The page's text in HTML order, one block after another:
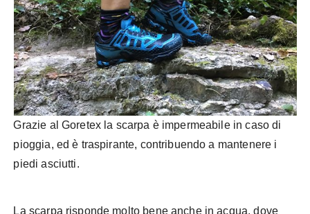
Grazie al Goretex la scarpa è impermeabile in caso di
pioggia, ed è traspirante, contribuendo a mantenere i
piedi asciutti.
La scarpa risponde molto bene anche in acqua, dove